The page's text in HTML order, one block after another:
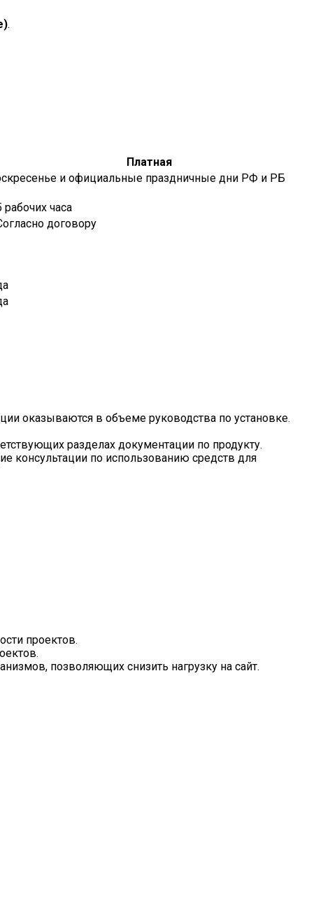
.
Платная
и официальные праздничные дни РФ и РБ
рабочих часа
договору
оказываются в объеме руководства по установке.
разделах документации по продукту.
консультации по использованию средств для
проектов.
позволяющих снизить нагрузку на сайт.